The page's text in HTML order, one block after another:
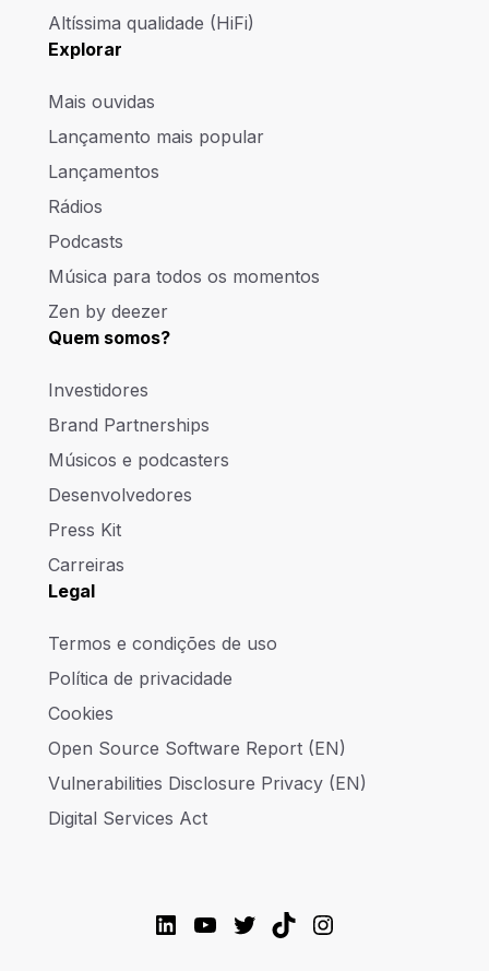
Altíssima qualidade (HiFi)
Explorar
Mais ouvidas
Lançamento mais popular
Lançamentos
Rádios
Podcasts
Música para todos os momentos
Zen by deezer
Quem somos?
Investidores
Brand Partnerships
Músicos e podcasters
Desenvolvedores
Press Kit
Carreiras
Legal
Termos e condições de uso
Política de privacidade
Cookies
Open Source Software Report (EN)
Vulnerabilities Disclosure Privacy (EN)
Digital Services Act
LinkedIn
YouTube
Twitter
TikTokInstagram